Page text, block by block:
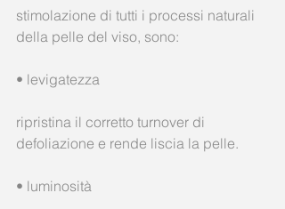
stimolazione di tutti i processi naturali
della pelle del viso, sono:
• levigatezza
ripristina il corretto turnover di
defoliazione e rende liscia la pelle.
• luminosità